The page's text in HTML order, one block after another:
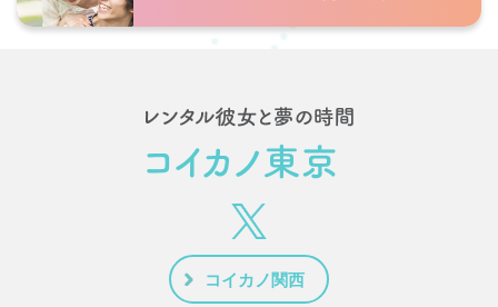
コイカノ関西